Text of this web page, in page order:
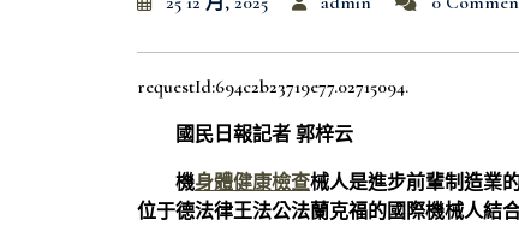
requestId:694c2b23719e77.02715094.
國民日報記者 郭梓云
機身體健康檢查械人是進步前輩制造業
位于德法律王法公法蘭克福的國際機械人結